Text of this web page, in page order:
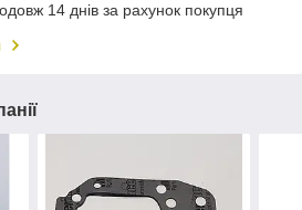
14 днів за рахунок покупця